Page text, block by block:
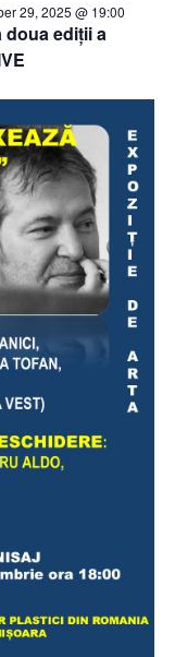
doua ediții a
29, 2025 @ 19:00